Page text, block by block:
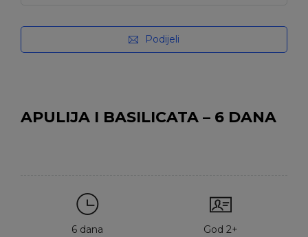
Podijeli
APULIJA I BASILICATA – 6 DANA
6 dana God 2+